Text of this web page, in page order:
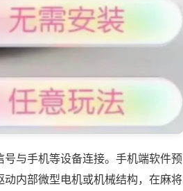
与手机等设备连接。手机端软件预
内部微型电机或机械结构，在麻将